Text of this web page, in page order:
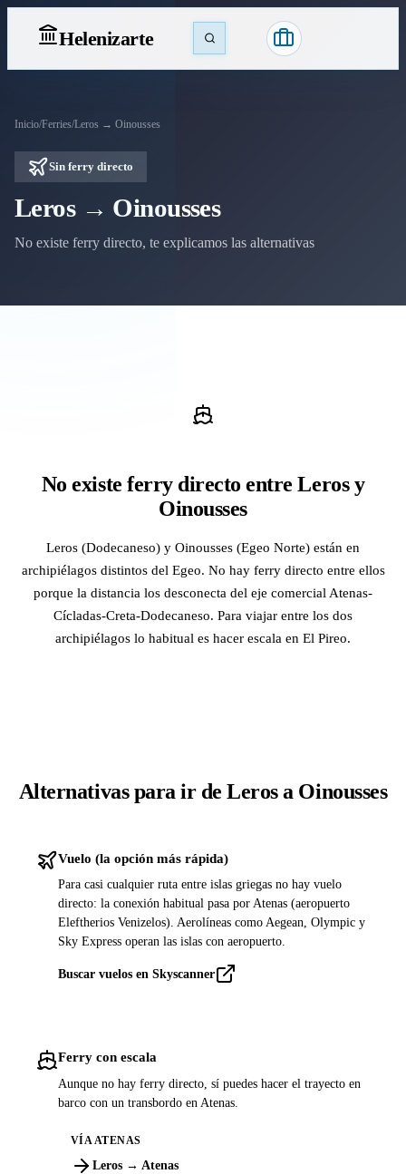
Helenizarte
Inicio/Ferries/Leros → Oinousses
Sin ferry directo
Leros → Oinousses
No existe ferry directo, te explicamos las alternativas
No existe ferry directo entre Leros y
Oinousses
Leros (Dodecaneso) y Oinousses (Egeo Norte) están en
archipiélagos distintos del Egeo. No hay ferry directo entre ellos
porque la distancia los desconecta del eje comercial Atenas-
Cícladas-Creta-Dodecaneso. Para viajar entre los dos
archipiélagos lo habitual es hacer escala en El Pireo.
Alternativas para ir de Leros a Oinousses
Vuelo (la opción más rápida)
Para casi cualquier ruta entre islas griegas no hay vuelo
directo: la conexión habitual pasa por Atenas (aeropuerto
Eleftherios Venizelos). Aerolíneas como Aegean, Olympic y
Sky Express operan las islas con aeropuerto.
Buscar vuelos en Skyscanner
Ferry con escala
Aunque no hay ferry directo, sí puedes hacer el trayecto en
barco con un transbordo en Atenas.
VÍA ATENAS
Leros → Atenas